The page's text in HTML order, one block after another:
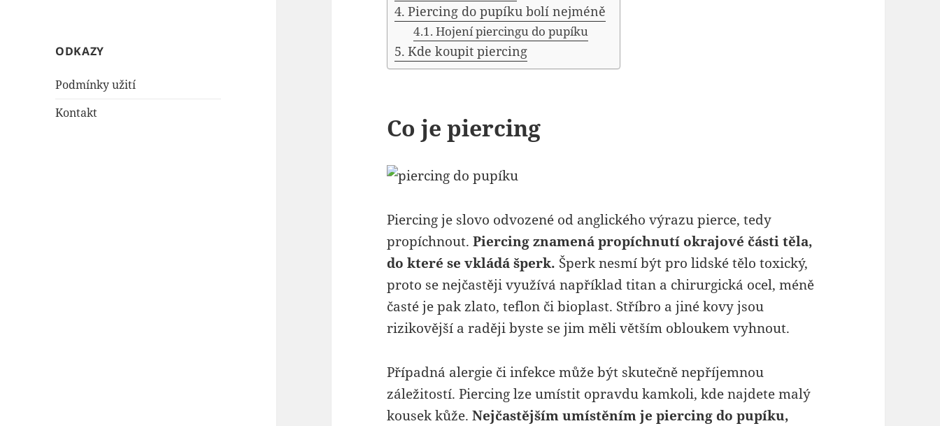
ODKAZY
Podmínky užití
Kontakt
Piercing do pupíku bolí nejméně
Hojení piercingu do pupíku
Kde koupit piercing
Co je piercing
Piercing je slovo odvozené od anglického výrazu pierce, tedy
propíchnout.Piercing znamená propíchnutí okrajové části těla,
do které se vkládá šperk. Šperk nesmí být pro lidské tělo toxický,
proto se nejčastěji využívá například titan a chirurgická ocel, méně
časté je pak zlato, teflon či bioplast. Stříbro a jiné kovy jsou
rizikovější a raději byste se jim měli větším obloukem vyhnout.
Případná alergie či infekce může být skutečně nepříjemnou
záležitostí. Piercing lze umístit opravdu kamkoli, kde najdete malý
kousek kůže.Nejčastějším umístěním je piercing do pupíku,